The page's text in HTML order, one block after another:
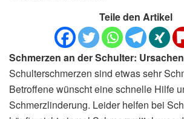
Teile den Artikel
Schmerzen an der Schulter:
Schulterschmerzen sind etwas sehr
Betroffene wünscht eine schnelle Hilfe
Schmerzlinderung. Leider helfen bei